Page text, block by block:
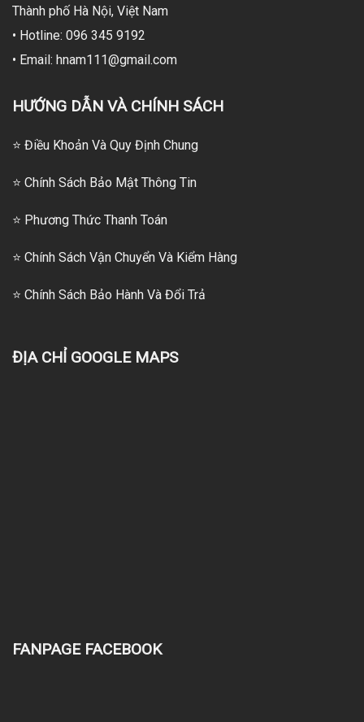
Thành phố Hà Nội, Việt Nam
• Hotline: 096 345 9192
• Email: hnam111@gmail.com
HƯỚNG DẪN VÀ CHÍNH SÁCH
⭐ Điều Khoản Và Quy Định Chung
⭐ Chính Sách Bảo Mật Thông Tin
⭐ Phương Thức Thanh Toán
⭐ Chính Sách Vận Chuyển Và Kiểm Hàng
⭐ Chính Sách Bảo Hành Và Đổi Trả
ĐỊA CHỈ GOOGLE MAPS
FANPAGE FACEBOOK